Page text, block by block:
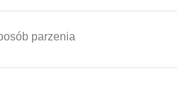
parzenia